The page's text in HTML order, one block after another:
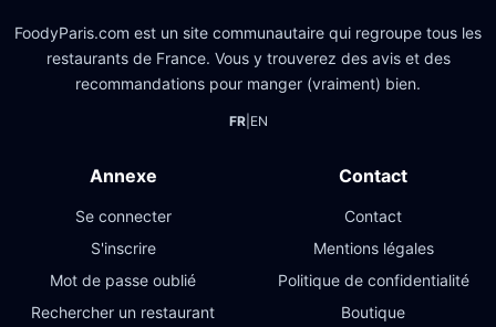
FoodyParis.com est un site communautaire qui regroupe tous les
restaurants de France. Vous y trouverez des avis et des
recommandations pour manger (vraiment) bien.
FR| EN
Annexe
Se connecter
S'inscrire
Mot de passe oublié
Rechercher un restaurant
Contact
Contact
Mentions légales
Politique de confidentialité
Boutique